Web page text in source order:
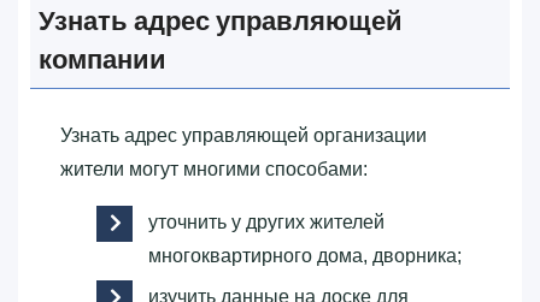
Узнать адрес управляющей
компании
Узнать адрес управляющей организации
жители могут многими способами:
уточнить у других жителей
многоквартирного дома, дворника;
изучить данные на доске для